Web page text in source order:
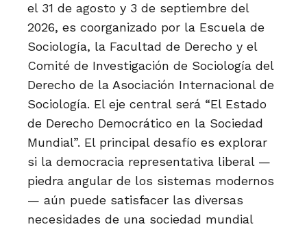
el 31 de agosto y 3 de septiembre del
2026, es coorganizado por la Escuela de
Sociología, la Facultad de Derecho y el
Comité de Investigación de Sociología del
Derecho de la Asociación Internacional de
Sociología. El eje central será “El Estado
de Derecho Democrático en la Sociedad
Mundial”. El principal desafío es explorar
si la democracia representativa liberal —
piedra angular de los sistemas modernos
— aún puede satisfacer las diversas
necesidades de una sociedad mundial